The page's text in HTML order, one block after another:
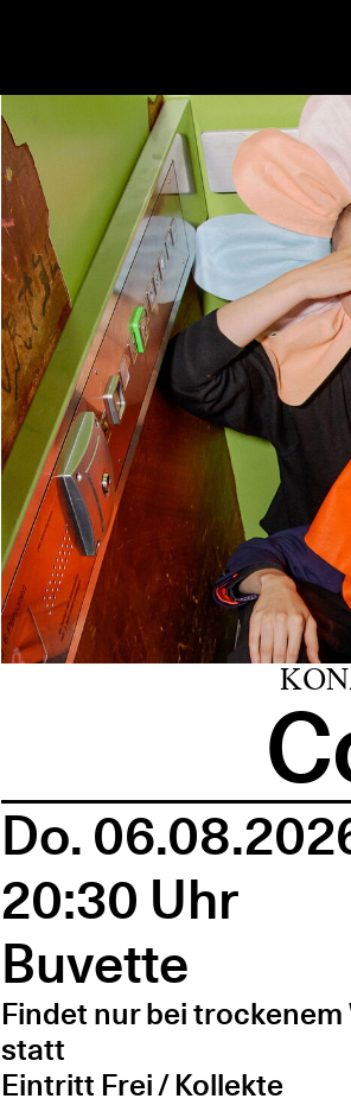
Do.
20:30 Uhr
Buvette
Findet nur bei
statt
Eintritt Frei / Kollekte